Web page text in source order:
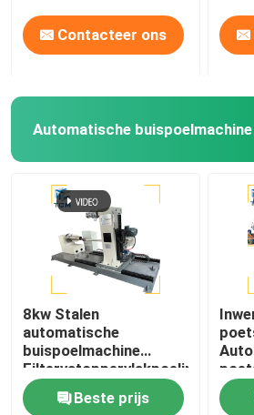
Contacteer ons
Automatische buispoelmachine
8kw Stalen
automatische
buispoelmachine
Filtervatoppervlakpoeling
Beste prijs